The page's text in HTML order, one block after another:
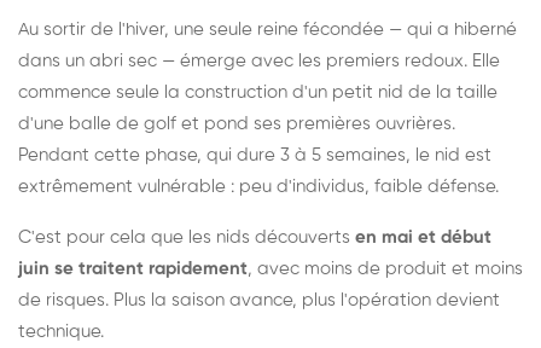
Au sortir de l'hiver, une seule reine fécondée — qui a hiberné
dans un abri sec — émerge avec les premiers redoux. Elle
commence seule la construction d'un petit nid de la taille
d'une balle de golf et pond ses premières ouvrières.
Pendant cette phase, qui dure 3 à 5 semaines, le nid est
extrêmement vulnérable : peu d'individus, faible défense.
C'est pour cela que les nids découverts en mai et début
juin se traitent rapidement, avec moins de produit et moins
de risques. Plus la saison avance, plus l'opération devient
technique.